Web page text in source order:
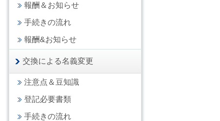
報酬＆お知らせ
手続きの流れ
報酬&お知らせ
交換による名義変更
注意点＆豆知識
登記必要書類
手続きの流れ